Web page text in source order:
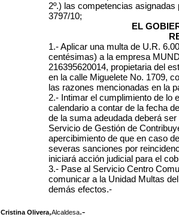
2º.) las competencias
3797/10;
EL
1.- Aplicar una multa de U.R.
centésimas) a la empresa
216395620014, propietaria del
en la calle Miguelete No. 1709,
las razones mencionadas en la
2.- Intimar el cumplimiento de lo
calendario a contar de la fecha
de la suma adeudada deberá
Servicio de Gestión de
apercibimiento de que en caso
severas sanciones por
iniciará acción judicial para el
3.- Pase al Servicio Centro
comunicar a la Unidad Multas
demás efectos.-
Cristina Olivera,Alcaldesa.-